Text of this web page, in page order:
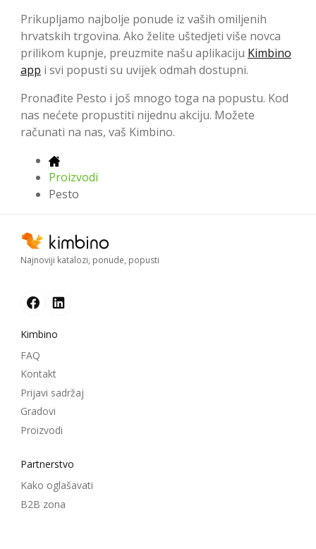
Prikupljamo najbolje ponude iz vaših omiljenih
hrvatskih trgovina. Ako želite uštedjeti više novca
prilikom kupnje, preuzmite našu aplikaciju Kimbino
app i svi popusti su uvijek odmah dostupni.
Pronađite Pesto i još mnogo toga na popustu. Kod
nas nećete propustiti nijednu akciju. Možete
računati na nas, vaš Kimbino.
Proizvodi
Pesto
Najnoviji katalozi, ponude, popusti
Kimbino
FAQ
Kontakt
Prijavi sadržaj
Gradovi
Proizvodi
Partnerstvo
Kako oglašavati
B2B zona